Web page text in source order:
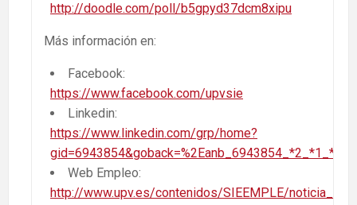
http://doodle.com/poll/b5gpyd37dcm8xipu
Más información en:
Facebook:
https://www.facebook.com/upvsie
Linkedin:
https://www.linkedin.com/grp/home?
Web Empleo:
http://www.upv.es/contenidos/SIEEMPLE/